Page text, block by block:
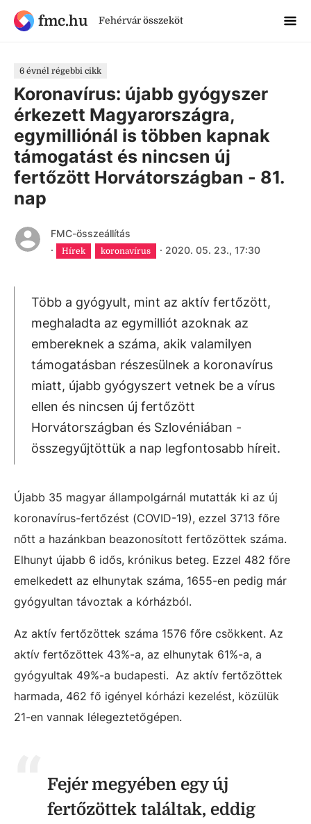
fmc.hu Fehérvár összeköt
6 évnél régebbi cikk
Koronavírus: újabb gyógyszer
érkezett Magyarországra,
egymilliónál is többen kapnak
támogatást és nincsen új
fertőzött Horvátországban - 81.
nap
FMC-összeállítás
·
Hírek koronavírus · 2020. 05. 23., 17:30
Több a gyógyult, mint az aktív fertőzött,
meghaladta az egymilliót azoknak az
embereknek a száma, akik valamilyen
támogatásban részesülnek a koronavírus
miatt, újabb gyógyszert vetnek be a vírus
ellen és nincsen új fertőzött
Horvátországban és Szlovéniában -
összegyűjtöttük a nap legfontosabb híreit.
Újabb 35 magyar állampolgárnál mutatták ki az új
koronavírus-fertőzést (COVID-19), ezzel 3713 főre
nőtt a hazánkban beazonosított fertőzöttek száma.
Elhunyt újabb 6 idős, krónikus beteg. Ezzel 482 főre
emelkedett az elhunytak száma, 1655-en pedig már
gyógyultan távoztak a kórházból.
Az aktív fertőzöttek száma 1576 főre csökkent. Az
aktív fertőzöttek 43%-a, az elhunytak 61%-a, a
gyógyultak 49%-a budapesti. Az aktív fertőzöttek
harmada, 462 fő igényel kórházi kezelést, közülük
21-en vannak lélegeztetőgépen.
Fejér megyében egy új
fertőzöttek találtak, eddig